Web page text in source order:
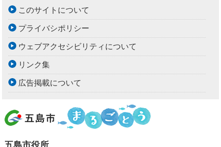
このサイトについて
プライバシポリシー
ウェブアクセシビリティについて
リンク集
広告掲載について